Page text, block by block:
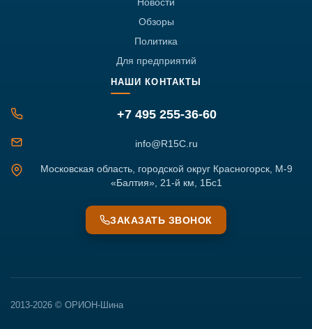
Обзоры
Политика
Для предприятий
НАШИ КОНТАКТЫ
+7 495 255-36-60
info@R15C.ru
Московская область, городской округ Красногорск, М-9
«Балтия», 21-й км, 1Бс1
ЗАКАЗАТЬ ЗВОНОК
2013-2026 © ОРИОН-Шина